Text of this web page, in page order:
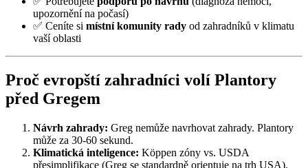
upozornění na počasí)
✅ Ceníte si místní komunity rady od zahradníků v klimatu
vaší oblasti
Proč evropští zahradníci volí Plantory
před Gregem
Návrh zahrady: Greg nemůže navrhovat zahrady. Plantory
může za 30-60 sekund.
Klimatická inteligence: Köppen zóny vs. USDA
přesimplifikace (Greg se standardně orientuje na trh USA).